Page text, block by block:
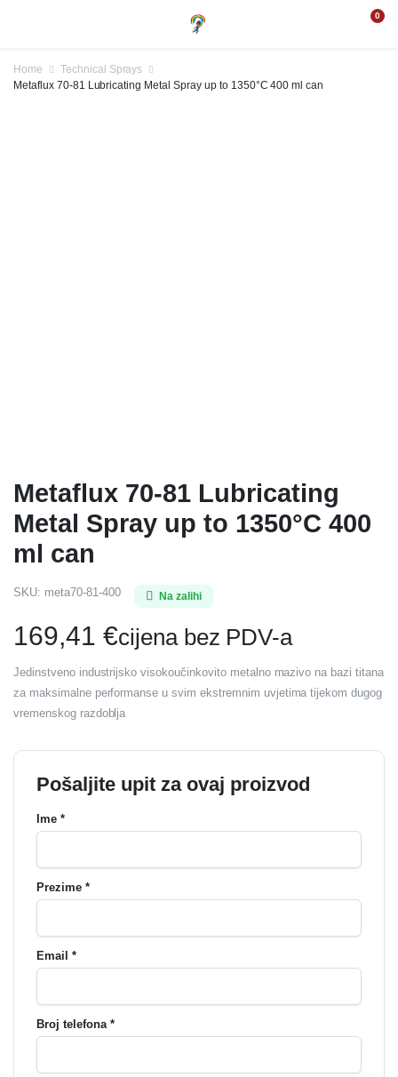
0
Home
Technical Sprays
Metaflux 70-81 Lubricating Metal Spray up to 1350°C 400 ml can
Metaflux 70-81 Lubricating
Metal Spray up to 1350°C 400
ml can
SKU: meta70-81-400 Na zalihi
169,41 €cijena bez PDV-a
Jedinstveno industrijsko visokoučinkovito metalno mazivo na bazi titana
za maksimalne performanse u svim ekstremnim uvjetima tijekom dugog
vremenskog razdoblja
Pošaljite upit za ovaj proizvod
Ime *
Prezime *
Email *
Broj telefona *